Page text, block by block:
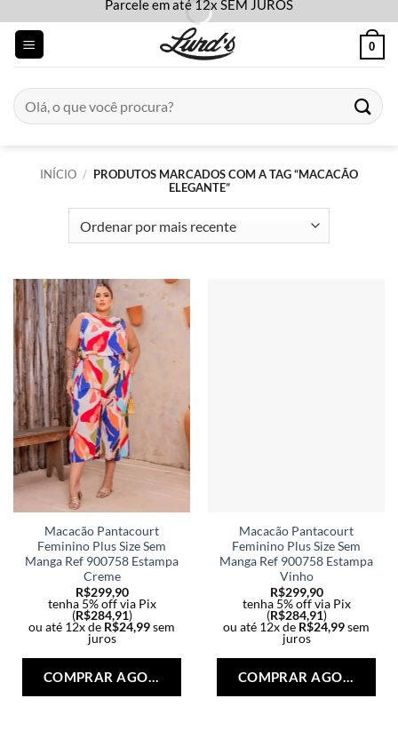
content
Parcele em até 12x SEM JUROS
0
Pesquisar
por:
INÍCIO / PRODUTOS MARCADOS COM A TAG “MACACÃO
ELEGANTE”
Macacão Pantacourt
Feminino Plus Size Sem
Manga Ref 900758 Estampa
Creme
R$299,90
tenha 5% off via Pix
(R$284,91)
ou até 12x de R$24,99sem
juros
COMPRAR AGORA
Macacão Pantacourt
Feminino Plus Size Sem
Manga Ref 900758 Estampa
Vinho
R$299,90
tenha 5% off via Pix
(R$284,91)
ou até 12x de R$24,99sem
juros
COMPRAR AGORA